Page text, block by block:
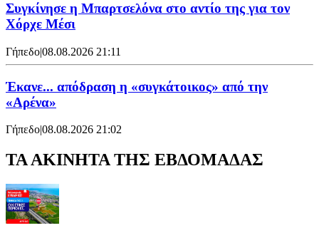
Συγκίνησε η Μπαρτσελόνα στο αντίο της για τον
Χόρχε Μέσι
Γήπεδο|08.08.2026 21:11
Έκανε... απόδραση η «συγκάτοικος» από την
«Αρένα»
Γήπεδο|08.08.2026 21:02
ΤΑ ΑΚΙΝΗΤΑ ΤΗΣ ΕΒΔΟΜΑΔΑΣ